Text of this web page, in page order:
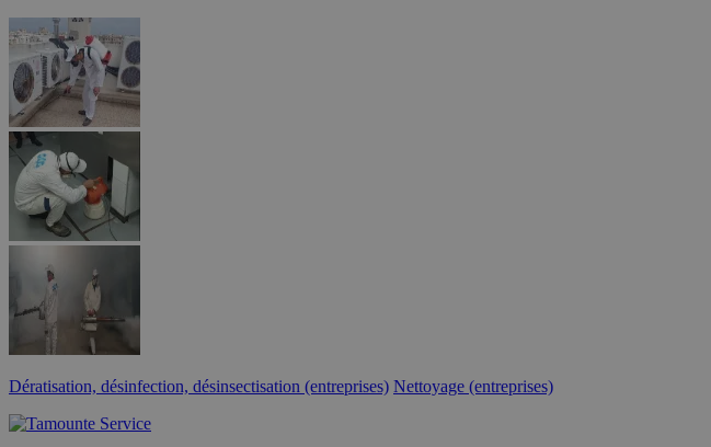
Dératisation, désinfection, désinsectisation (entreprises) Nettoyage (entreprises)